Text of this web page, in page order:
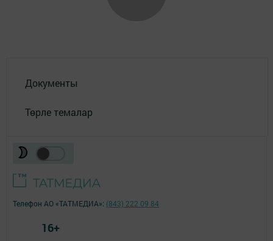
Документы
Төрле темалар
Телефон АО «ТАТМЕДИА»: (843) 222 09 84
16+